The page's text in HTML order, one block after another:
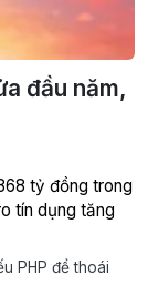
đầu năm,
tỷ đồng trong
tín dụng tăng
PHP để thoái